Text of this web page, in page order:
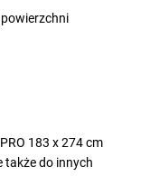
183 x 274 cm
także do innych